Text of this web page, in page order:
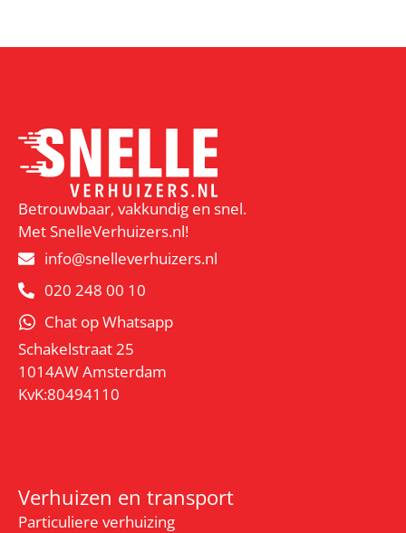
Betrouwbaar, vakkundig en snel.
Met SnelleVerhuizers.nl!
info@snelleverhuizers.nl
020 248 00 10
Chat op Whatsapp
Schakelstraat 25
1014AW Amsterdam
KvK:80494110
Verhuizen en transport
Particuliere verhuizing